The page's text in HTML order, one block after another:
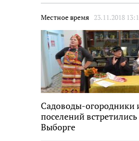
Местное время 23.11.2018
Садоводы-огородники
поселений встретились
Выборге